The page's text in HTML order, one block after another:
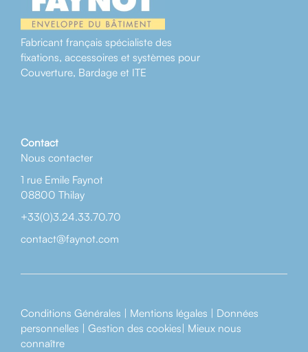
Fabricant français spécialiste des
fixations, accessoires et systèmes pour
Couverture, Bardage et ITE
Contact
Nous contacter
1 rue Emile Faynot
08800 Thilay
+33(0)3.24.33.70.70
contact@faynot.com
Conditions Générales | Mentions légales | Données
personnelles | Gestion des cookies| Mieux nous
connaître